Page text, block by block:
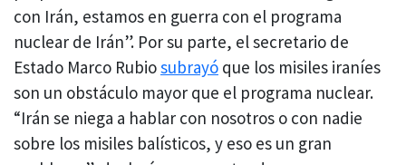
con Irán, estamos en guerra con el programa
nuclear de Irán”. Por su parte, el secretario de
Estado Marco Rubiosubrayó que los misiles iraníes
son un obstáculo mayor que el programa nuclear.
“Irán se niega a hablar con nosotros o con nadie
sobre los misiles balísticos, y eso es un gran